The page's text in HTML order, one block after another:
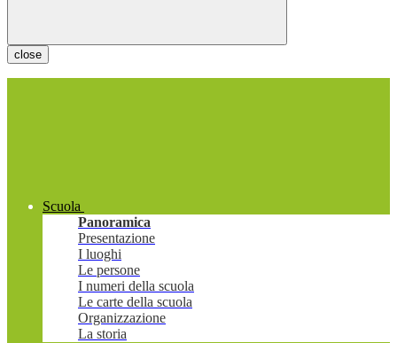
close
Scuola
Panoramica
Presentazione
I luoghi
Le persone
I numeri della scuola
Le carte della scuola
Organizzazione
La storia